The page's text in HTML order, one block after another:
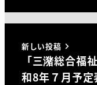
新しい投稿
「三潴総合
和8年７月予